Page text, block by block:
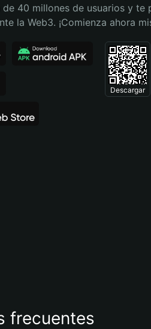
40 millones de usuarios y te
la Web3. ¡Comienza ahora
Descargar
frecuentes